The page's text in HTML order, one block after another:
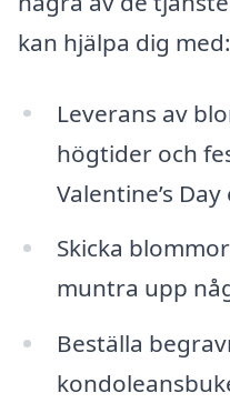
kan hjälpa dig med:
Leverans av
högtider och
Valentine’s
Skicka
muntra upp
Beställa